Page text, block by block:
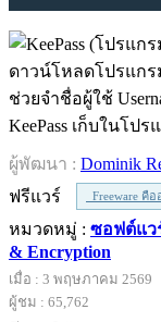
ดาวน์โหลดโปรแกรม
ช่วยจำชื่อผู้ใช้
KeePass เก็บในโป
ผู้พัฒนา : Dominik
ฟรีแวร์
Freeware คือ
หมวดหมู่ : ซอฟต์แว
& Encryption
เมื่อ : 3 พฤษภาคม 2569
ผู้ชม : 65,762